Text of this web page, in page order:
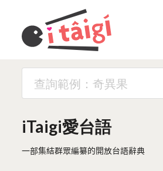
iTaigi愛台語
一部集結群眾編纂的開放台語辭典